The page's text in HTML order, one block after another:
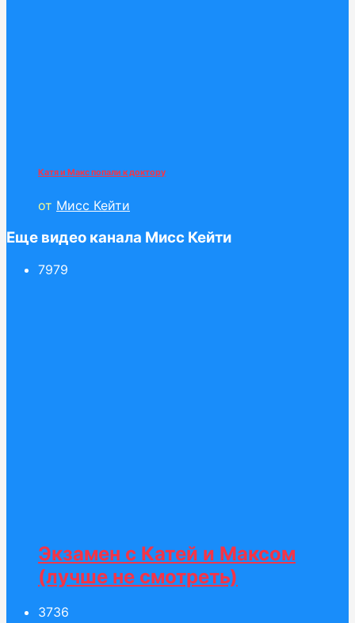
Катя и Макс попали к доктору
от Мисс Кейти
Еще видео канала Мисс Кейти
7979
Экзамен c Катей и Максом
(лучше не смотреть)
3736